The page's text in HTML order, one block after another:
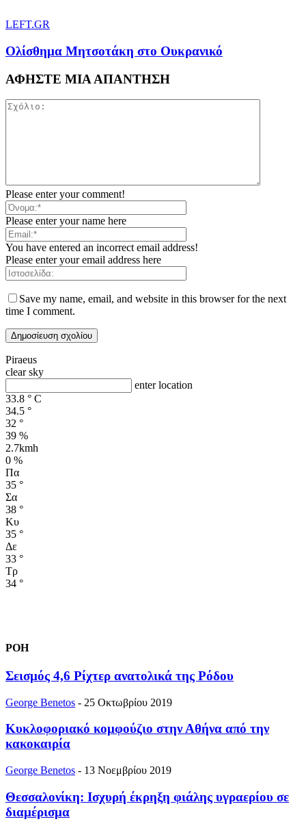
LEFT.GR
Ολίσθημα Μητσοτάκη στο Ουκρανικό
ΑΦΗΣΤΕ ΜΙΑ ΑΠΑΝΤΗΣΗ
Please enter your comment!
Please enter your name here
You have entered an incorrect email address!
Please enter your email address here
Save my name, email, and website in this browser for the next
time I comment.
Piraeus
clear sky
enter location
33.8 ° C
34.5 °
32 °
39 %
2.7kmh
0 %
Πα
35 °
Σα
38 °
Κυ
35 °
Δε
33 °
Τρ
34 °
ΡΟΗ
Σεισμός 4,6 Ρίχτερ ανατολικά της Ρόδου
George Benetos - 25 Οκτωβρίου 2019
Κυκλοφοριακό κομφούζιο στην Αθήνα από την
κακοκαιρία
George Benetos - 13 Νοεμβρίου 2019
Θεσσαλονίκη: Ισχυρή έκρηξη φιάλης υγραερίου σε
διαμέρισμα